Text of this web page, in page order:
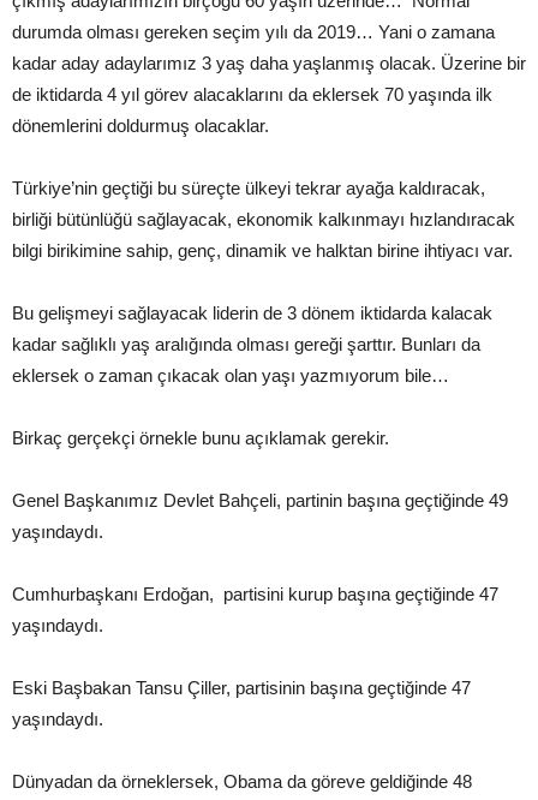
durumda olması gereken seçim yılı da 2019… Yani o zamana
kadar aday adaylarımız 3 yaş daha yaşlanmış olacak. Üzerine bir
de iktidarda 4 yıl görev alacaklarını da eklersek 70 yaşında ilk
dönemlerini doldurmuş olacaklar.
Türkiye’nin geçtiği bu süreçte ülkeyi tekrar ayağa kaldıracak,
birliği bütünlüğü sağlayacak, ekonomik kalkınmayı hızlandıracak
bilgi birikimine sahip, genç, dinamik ve halktan birine ihtiyacı var.
Bu gelişmeyi sağlayacak liderin de 3 dönem iktidarda kalacak
kadar sağlıklı yaş aralığında olması gereği şarttır. Bunları da
eklersek o zaman çıkacak olan yaşı yazmıyorum bile…
Birkaç gerçekçi örnekle bunu açıklamak gerekir.
Genel Başkanımız Devlet Bahçeli, partinin başına geçtiğinde 49
yaşındaydı.
Cumhurbaşkanı Erdoğan, partisini kurup başına geçtiğinde 47
yaşındaydı.
Eski Başbakan Tansu Çiller, partisinin başına geçtiğinde 47
yaşındaydı.
Dünyadan da örneklersek, Obama da göreve geldiğinde 48